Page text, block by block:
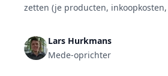
zetten (je producten,
en TACoS per product te lezen en
markt. PurelyGoods, een verkoper
bestellingen per maand, doet dat
Lars Hurkmans
Mede-oprichter